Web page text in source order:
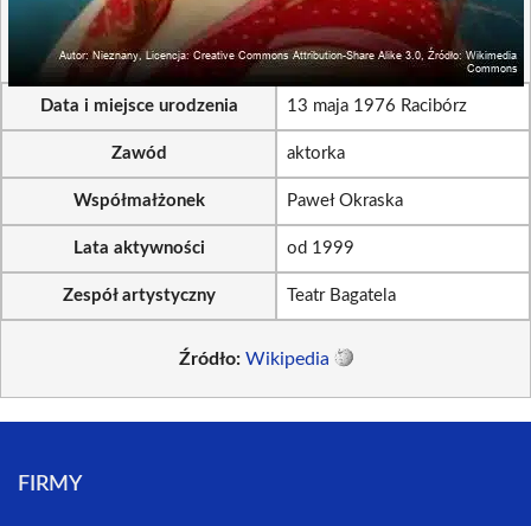
Data i miejsce urodzenia 13 maja 1976 Racibórz
Zawód aktorka
Współmałżonek Paweł Okraska
Lata aktywności od 1999
Zespół artystyczny Teatr Bagatela
Źródło: Wikipedia
FIRMY